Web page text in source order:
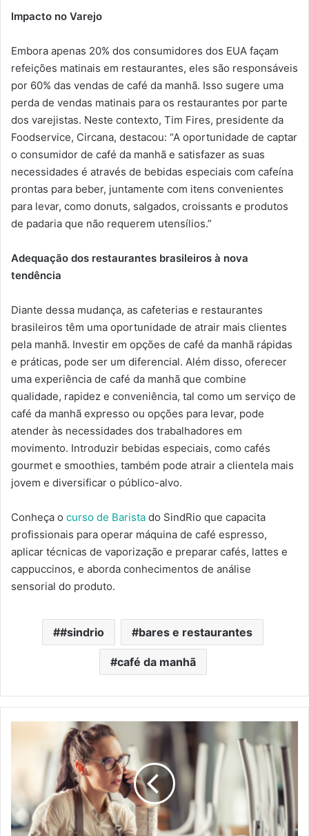
Impacto no Varejo
Embora apenas 20% dos consumidores dos EUA façam
refeições matinais em restaurantes, eles são responsáveis
por 60% das vendas de café da manhã. Isso sugere uma
perda de vendas matinais para os restaurantes por parte
dos varejistas. Neste contexto, Tim Fires, presidente da
Foodservice, Circana, destacou: “A oportunidade de captar
o consumidor de café da manhã e satisfazer as suas
necessidades é através de bebidas especiais com cafeína
prontas para beber, juntamente com itens convenientes
para levar, como donuts, salgados, croissants e produtos
de padaria que não requerem utensílios.”
Adequação dos restaurantes brasileiros à nova
tendência
Diante dessa mudança, as cafeterias e restaurantes
brasileiros têm uma oportunidade de atrair mais clientes
pela manhã. Investir em opções de café da manhã rápidas
e práticas, pode ser um diferencial. Além disso, oferecer
uma experiência de café da manhã que combine
qualidade, rapidez e conveniência, tal como um serviço de
café da manhã expresso ou opções para levar, pode
atender às necessidades dos trabalhadores em
movimento. Introduzir bebidas especiais, como cafés
gourmet e smoothies, também pode atrair a clientela mais
jovem e diversificar o público-alvo.
Conheça o curso de Barista do SindRio que capacita
profissionais para operar máquina de café espresso,
aplicar técnicas de vaporização e preparar cafés, lattes e
cappuccinos, e aborda conhecimentos de análise
sensorial do produto.
#sindrio bares e restaurantes
café da manhã
descontinuado
pelo